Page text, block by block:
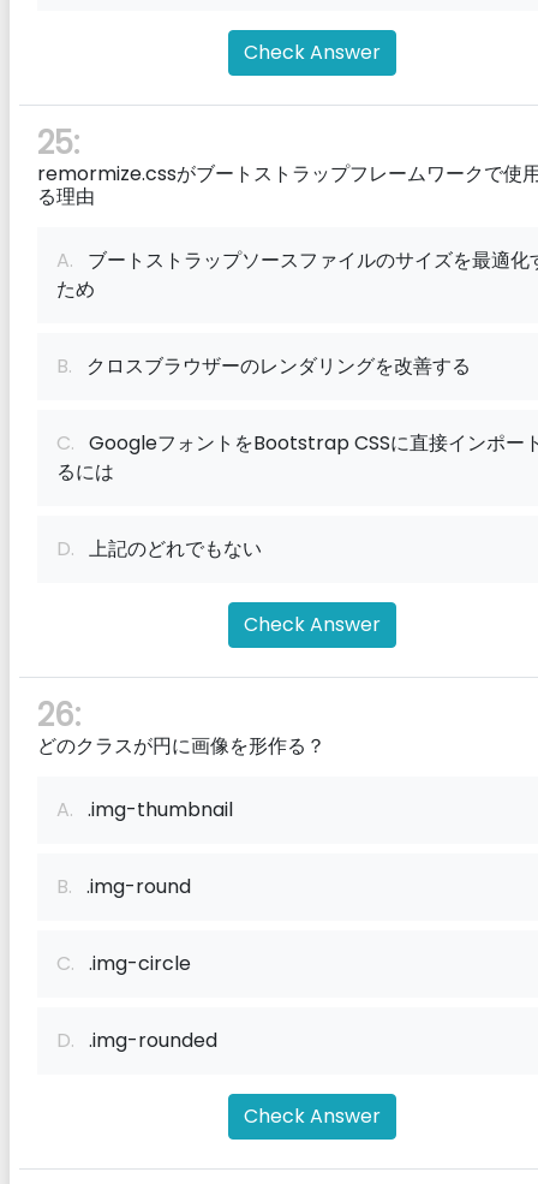
Check Answer
25:
remormize.cssがブートストラップフレームワークで使
る理由
A. ブートストラップソースファイルのサイズを最適化
ため
B. クロスブラウザーのレンダリングを改善する
C. GoogleフォントをBootstrap CSSに直接インポー
るには
D. 上記のどれでもない
Check Answer
26:
どのクラスが円に画像を形作る？
A. .img-thumbnail
B. .img-round
C. .img-circle
D. .img-rounded
Check Answer